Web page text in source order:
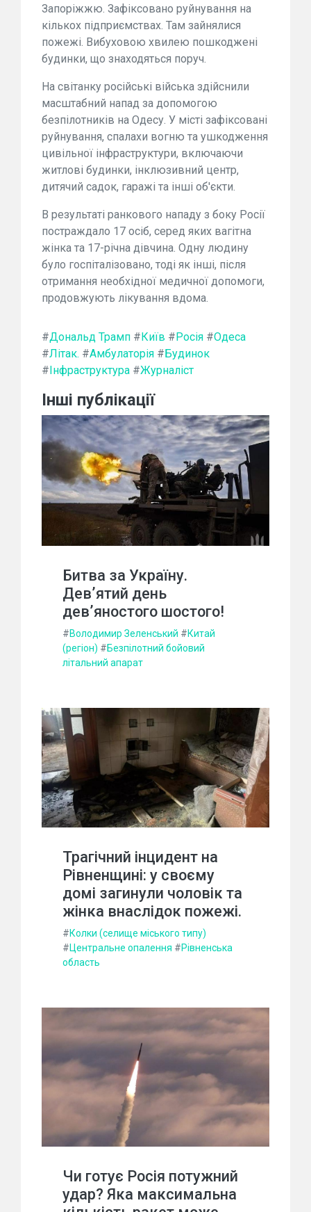
Запоріжжю. Зафіксовано руйнування на
кількох підприємствах. Там зайнялися
пожежі. Вибуховою хвилею пошкоджені
будинки, що знаходяться поруч.
На світанку російські війська здійснили
масштабний напад за допомогою
безпілотників на Одесу. У місті зафіксовані
руйнування, спалахи вогню та ушкодження
цивільної інфраструктури, включаючи
житлові будинки, інклюзивний центр,
дитячий садок, гаражі та інші об'єкти.
В результаті ранкового нападу з боку Росії
постраждало 17 осіб, серед яких вагітна
жінка та 17-річна дівчина. Одну людину
було госпіталізовано, тоді як інші, після
отримання необхідної медичної допомоги,
продовжують лікування вдома.
#Дональд Трамп # Київ # Росія #Одеса
#Літак. #Амбулаторія # Будинок
# Інфраструктура #Журналіст
Інші публікації
Битва за Україну.
Дев’ятий день
дев’яностого шостого!
#Володимир Зеленський #Китай
(регіон) #Безпілотний бойовий
літальний апарат
Трагічний інцидент на
Рівненщині: у своєму
домі загинули чоловік та
жінка внаслідок пожежі.
#Колки (селище міського типу)
#Центральне опалення #Рівненська
область
Чи готує Росія потужний
удар? Яка максимальна